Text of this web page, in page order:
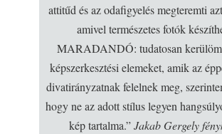
attitűd és az odafigyelés megteremti
amivel természetes fotók
MARADANDÓ: tudatosan kerülöm
képszerkesztési elemeket, amik az
divatirányzatnak felelnek meg,
hogy ne az adott stílus legyen
kép tartalma.”Jakab Gergely